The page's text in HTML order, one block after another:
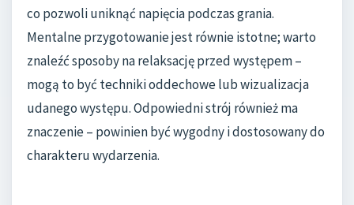
co pozwoli uniknąć napięcia podczas grania.
Mentalne przygotowanie jest równie istotne; warto
znaleźć sposoby na relaksację przed występem –
mogą to być techniki oddechowe lub wizualizacja
udanego występu. Odpowiedni strój również ma
znaczenie – powinien być wygodny i dostosowany do
charakteru wydarzenia.